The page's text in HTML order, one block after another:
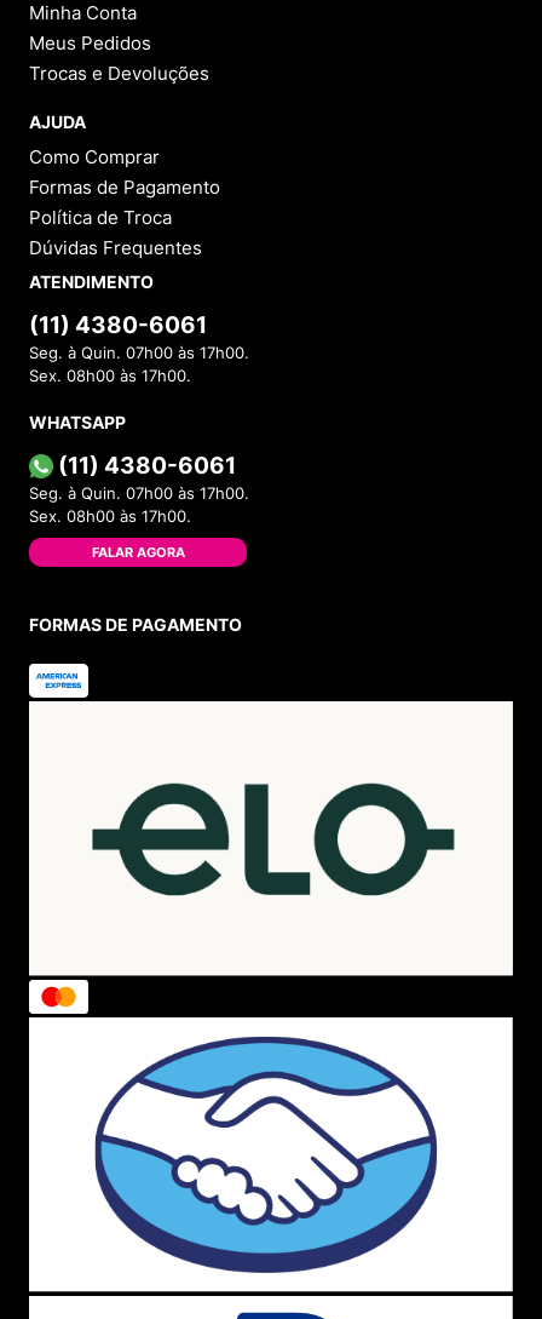
Minha Conta
Meus Pedidos
Trocas e Devoluções
AJUDA
Como Comprar
Formas de Pagamento
Política de Troca
Dúvidas Frequentes
ATENDIMENTO
(11) 4380-6061
Seg. à Quin. 07h00 às 17h00.
Sex. 08h00 às 17h00.
WHATSAPP
(11) 4380-6061
Seg. à Quin. 07h00 às 17h00.
Sex. 08h00 às 17h00.
FALAR AGORA
FORMAS DE PAGAMENTO